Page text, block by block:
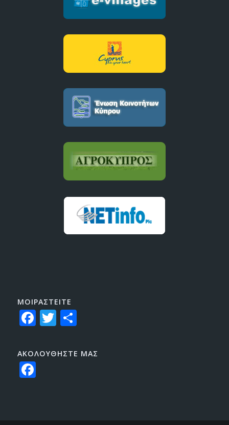
ΜΟΙΡΑΣTEITE
Facebook
Twitter
Share
ΑΚΟΛΟΥΘΗΣΤΕ ΜΑΣ
Facebook